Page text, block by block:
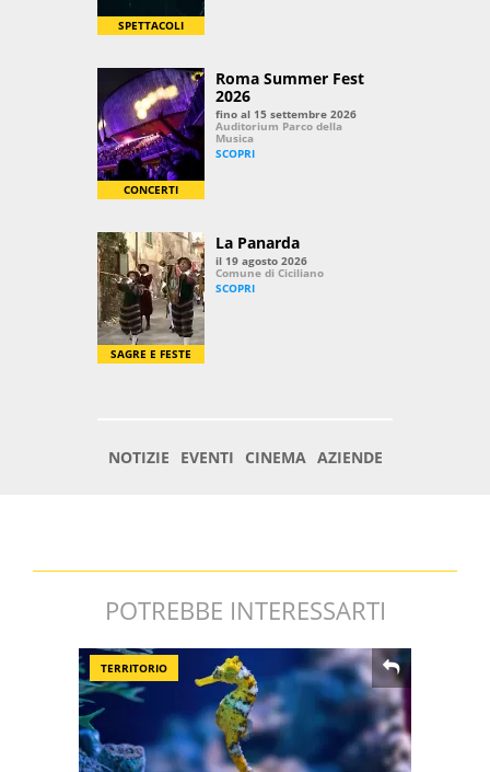
POTREBBE INTERESSARTI
TERRITORIO